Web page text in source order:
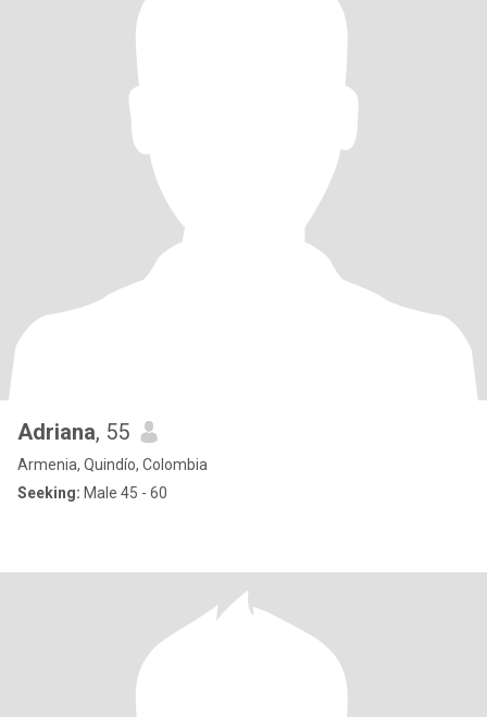
Adriana, 55
Armenia, Quindío, Colombia
Seeking: Male 45 - 60